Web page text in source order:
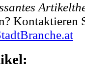
Kontaktieren